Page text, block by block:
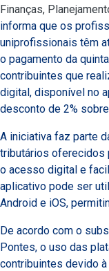
Finanças,
informa que os
uniprofissionais têm
o pagamento da
contribuintes que
digital, disponível no
desconto de 2%
A iniciativa faz parte
tributários oferecidos
o acesso digital e
aplicativo pode ser
Android e iOS,
De acordo com o
Pontes, o uso das
contribuintes devido